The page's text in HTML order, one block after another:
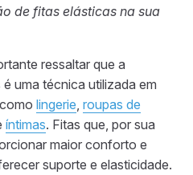
de fitas elásticas na sua
ressaltar que a
uma técnica utilizada em
lingerie roupas de
íntimas. Fitas que, por sua
maior conforto e
suporte e elasticidade.